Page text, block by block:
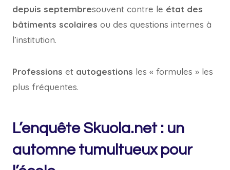
depuis septembresouvent contre le état des
bâtiments scolaires ou des questions internes à
l’institution.
Professions et autogestions les « formules » les
plus fréquentes.
L’enquête Skuola.net : un
automne tumultueux pour